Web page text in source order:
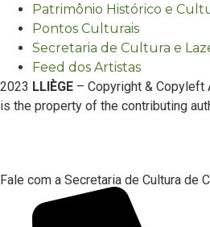
Patrimônio Histórico e
Pontos Culturais
Secretaria de Cultura e
Feed dos Artistas
2023 LLIÈGE – Copyright &
is the property of the contributing
Fale com a Secretaria de Cultura de